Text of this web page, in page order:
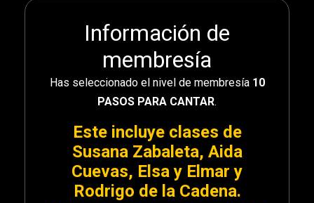
Información de
membresía
Has seleccionado el nivel de membresía 10
PASOS PARA CANTAR.
Este incluye clases de
Susana Zabaleta, Aida
Cuevas, Elsa y Elmar y
Rodrigo de la Cadena.